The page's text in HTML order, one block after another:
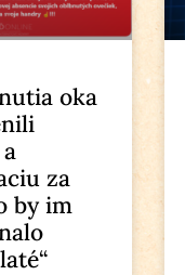
oka
za
by im